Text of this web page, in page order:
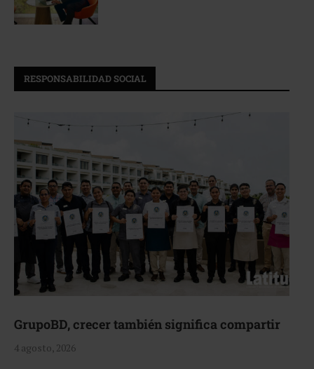
RESPONSABILIDAD SOCIAL
GrupoBD, crecer también significa compartir
4 agosto, 2026